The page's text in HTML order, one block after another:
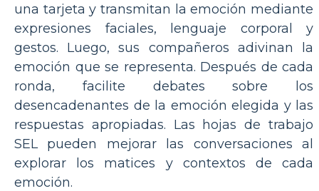
una tarjeta y transmitan la emoción mediante
expresiones faciales, lenguaje corporal y
gestos. Luego, sus compañeros adivinan la
emoción que se representa. Después de cada
ronda, facilite debates sobre los
desencadenantes de la emoción elegida y las
respuestas apropiadas. Las hojas de trabajo
SEL pueden mejorar las conversaciones al
explorar los matices y contextos de cada
emoción.